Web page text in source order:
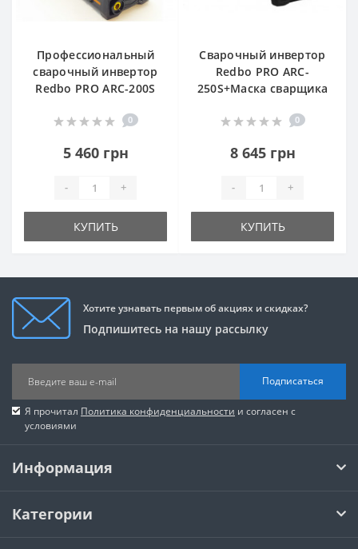
Профессиональный
сварочный инвертор
Redbo PRO ARC-200S
0
5 460 грн
- +
КУПИТЬ
Сварочный инвертор
Redbo PRO ARC-
250S+Маска сварщика
0
8 645 грн
- +
КУПИТЬ
Хотите узнавать первым об акциях и скидках?
Подпишитесь на нашу рассылку
Подписаться
Я прочитал Политика конфиденциальности и согласен с
условиями
Информация
Категории